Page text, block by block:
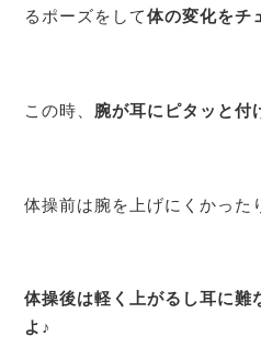
るポーズをして体の変化をチ
この時、 腕が耳にピタッと付
体操前は腕を上げにくかった
体操後は軽く上がるし耳に難
よ♪